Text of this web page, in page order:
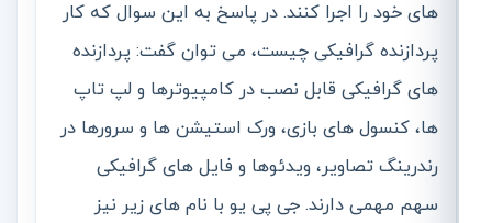
های خود را اجرا کنند. در پاسخ به این سوال که کار
پردازنده گرافیکی چیست، می توان گفت: پردازنده
های گرافیکی قابل نصب در کامپیوترها و لپ تاپ
ها، کنسول های بازی، ورک استیشن ها و سرورها در
رندرینگ تصاویر، ویدئوها و فایل های گرافیکی
سهم مهمی دارند. جی پی یو با نام های زیر نیز